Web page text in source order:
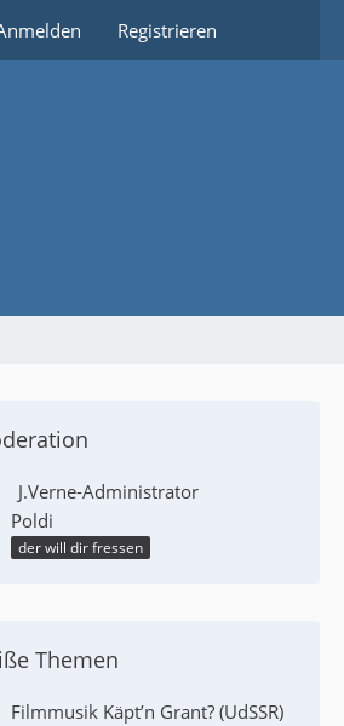
Registrieren
J.Verne-Administrator
Poldi
der will dir fressen
Themen
Filmmusik Käpt’n Grant? (UdSSR)